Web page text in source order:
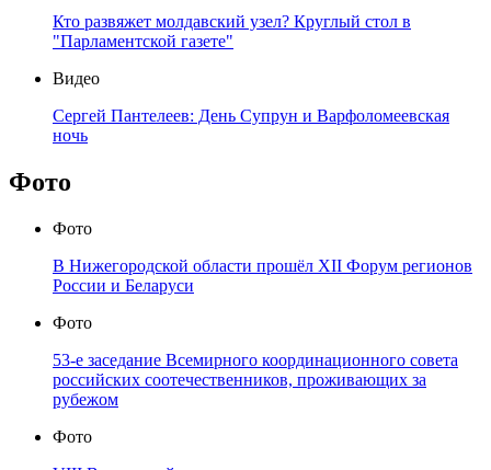
Кто развяжет молдавский узел? Круглый стол в
"Парламентской газете"
Видео
Сергей Пантелеев: День Супрун и Варфоломеевская
ночь
Фото
Фото
В Нижегородской области прошёл XII Форум регионов
России и Беларуси
Фото
53-е заседание Всемирного координационного совета
российских соотечественников, проживающих за
рубежом
Фото